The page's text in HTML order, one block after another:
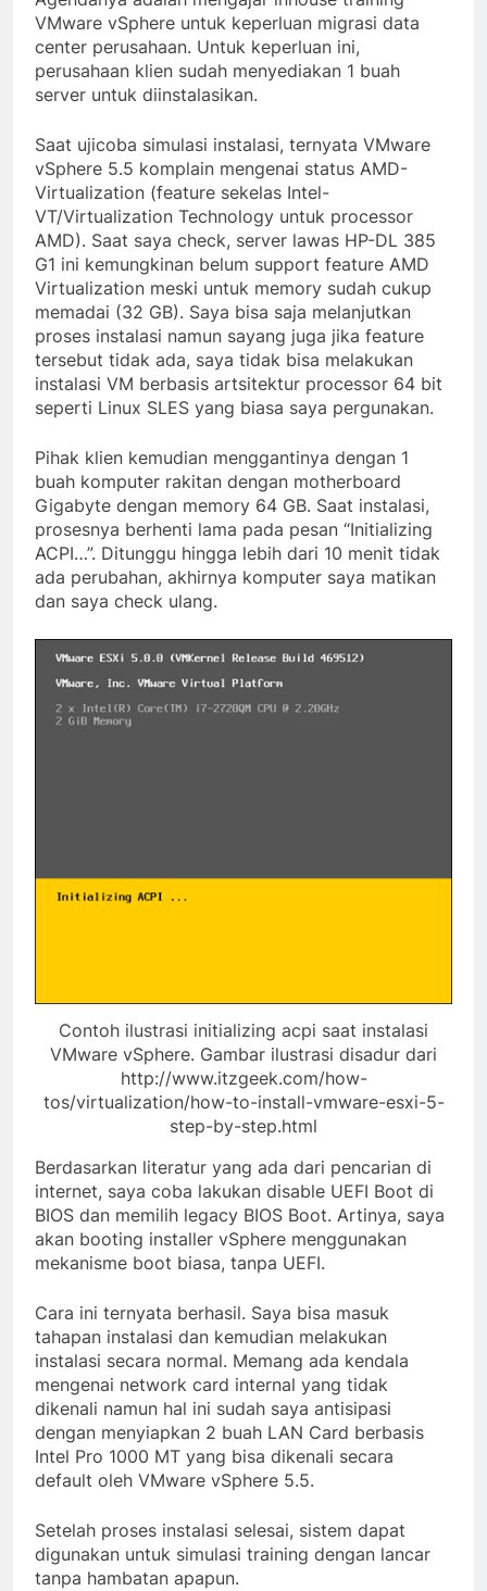
VMware vSphere untuk keperluan migrasi data
center perusahaan. Untuk keperluan ini,
perusahaan klien sudah menyediakan 1 buah
server untuk diinstalasikan.
Saat ujicoba simulasi instalasi, ternyata VMware
vSphere 5.5 komplain mengenai status AMD-
Virtualization (feature sekelas Intel-
VT/Virtualization Technology untuk processor
AMD). Saat saya check, server lawas HP-DL 385
G1 ini kemungkinan belum support feature AMD
Virtualization meski untuk memory sudah cukup
memadai (32 GB). Saya bisa saja melanjutkan
proses instalasi namun sayang juga jika feature
tersebut tidak ada, saya tidak bisa melakukan
instalasi VM berbasis artsitektur processor 64 bit
seperti Linux SLES yang biasa saya pergunakan.
Pihak klien kemudian menggantinya dengan 1
buah komputer rakitan dengan motherboard
Gigabyte dengan memory 64 GB. Saat instalasi,
prosesnya berhenti lama pada pesan “Initializing
ACPI…”. Ditunggu hingga lebih dari 10 menit tidak
ada perubahan, akhirnya komputer saya matikan
dan saya check ulang.
Contoh ilustrasi initializing acpi saat instalasi
VMware vSphere. Gambar ilustrasi disadur dari
http://www.itzgeek.com/how-
tos/virtualization/how-to-install-vmware-esxi-5-
step-by-step.html
Berdasarkan literatur yang ada dari pencarian di
internet, saya coba lakukan disable UEFI Boot di
BIOS dan memilih legacy BIOS Boot. Artinya, saya
akan booting installer vSphere menggunakan
mekanisme boot biasa, tanpa UEFI.
Cara ini ternyata berhasil. Saya bisa masuk
tahapan instalasi dan kemudian melakukan
instalasi secara normal. Memang ada kendala
mengenai network card internal yang tidak
dikenali namun hal ini sudah saya antisipasi
dengan menyiapkan 2 buah LAN Card berbasis
Intel Pro 1000 MT yang bisa dikenali secara
default oleh VMware vSphere 5.5.
Setelah proses instalasi selesai, sistem dapat
digunakan untuk simulasi training dengan lancar
tanpa hambatan apapun.